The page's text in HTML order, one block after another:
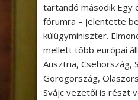
tartandó második Egy
fórumra – jelentette be
külügyminiszter.
mellett több európai
Ausztria, Csehország,
Görögország,
Svájc vezetői is részt